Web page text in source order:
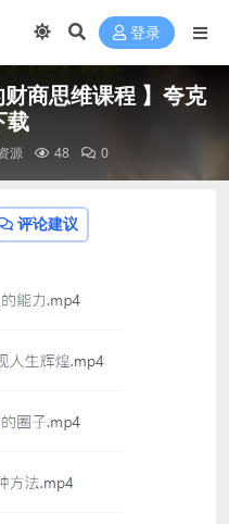
登录
商思维课程 】夸克
载
源 48 0
评论建议